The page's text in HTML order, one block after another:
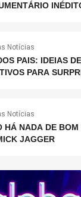
Notícias
IDEIAS DE PRESENTES
PARA
Notícias
HÁ NADA DE BOM
JAGGER